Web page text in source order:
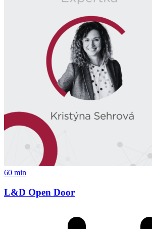
60 min
L&D Open Door